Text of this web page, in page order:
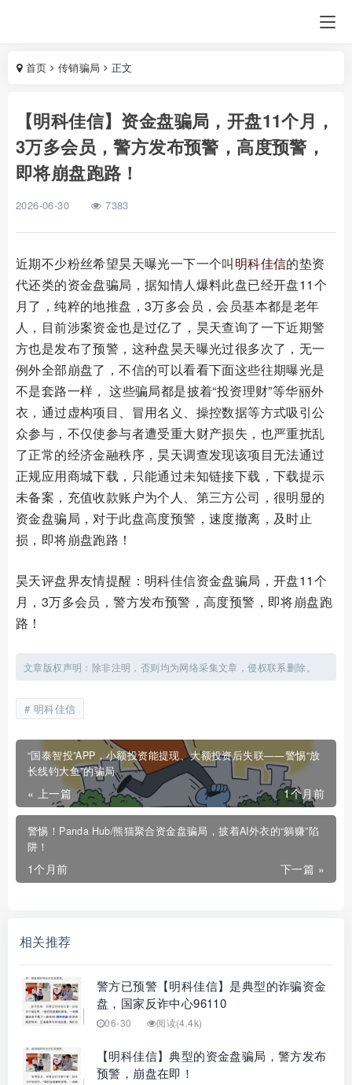
首页 传销骗局 正文
【明科佳信】资金盘骗局，开盘11个月，
3万多会员，警方发布预警，高度预警，
即将崩盘跑路！
2026-06-30 7383
近期不少粉丝希望昊天曝光一下一个叫明科佳信的垫资
代还类的资金盘骗局，据知情人爆料此盘已经开盘11个
月了，纯粹的地推盘，3万多会员，会员基本都是老年
人，目前涉案资金也是过亿了，昊天查询了一下近期警
方也是发布了预警，这种盘昊天曝光过很多次了，无一
例外全部崩盘了，不信的可以看看下面这些往期曝光是
不是套路一样， 这些骗局都是披着“投资理财”等华丽外
衣，通过虚构项目、冒用名义、操控数据等方式吸引公
众参与，不仅使参与者遭受重大财产损失，也严重扰乱
了正常的经济金融秩序，昊天调查发现该项目无法通过
正规应用商城下载，只能通过未知链接下载，下载提示
未备案，充值收款账户为个人、第三方公司，很明显的
资金盘骗局，对于此盘高度预警，速度撤离，及时止
损，即将崩盘跑路！
昊天评盘界友情提醒：明科佳信资金盘骗局，开盘11个
月，3万多会员，警方发布预警，高度预警，即将崩盘跑
路！
文章版权声明：除非注明，否则均为网络采集文章，侵权联系删除。
明科佳信
“国泰智投”APP，小额投资能提现、大额投资后失联——警惕“放
长线钓大鱼”的骗局
« 上一篇 1个月前
警惕！Panda Hub/熊猫聚合资金盘骗局，披着AI外衣的“躺赚”陷
阱！
下一篇 »
1个月前
相关推荐
警方已预警【明科佳信】是典型的诈骗资金
盘，国家反诈中心96110
06-30 阅读(4.4k)
【明科佳信】典型的资金盘骗局，警方发布
预警，崩盘在即！